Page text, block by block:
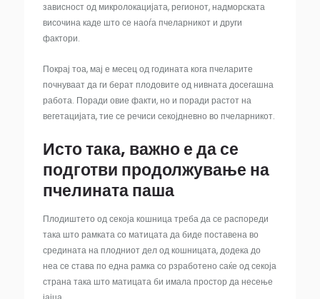
зависност од микролокацијата, регионот, надморската
височина каде што се наоѓа пчеларникот и други
фактори.
Покрај тоа, мај е месец од годината кога пчеларите
почнуваат да ги берат плодовите од нивната досегашна
работа. Поради овие факти, но и поради растот на
вегетацијата, тие се речиси секојдневно во пчеларникот.
Исто така, важно е да се
подготви продолжување на
пчелината паша
Плодиштето од секоја кошница треба да се распореди
така што рамката со матицата да биде поставена во
средината на плодниот дел од кошницата, додека до
неа се става по една рамка со рзработено саќе од секоја
страна така што матицата би имала простор да несење